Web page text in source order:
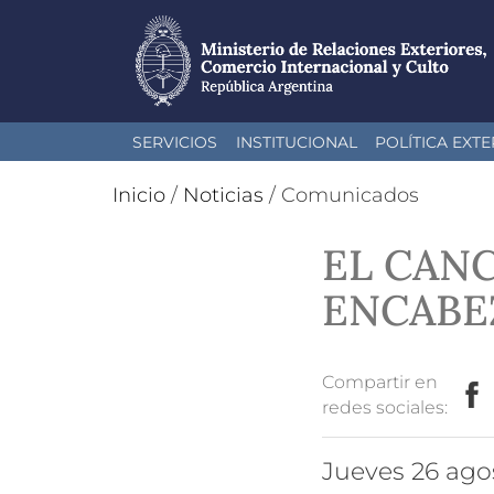
al
SERVICIOS INSTITUCIONAL POLÍTICA
Inicio / Noticias / Comunicados
EL
Compartir en
redes sociales:
jueves 26